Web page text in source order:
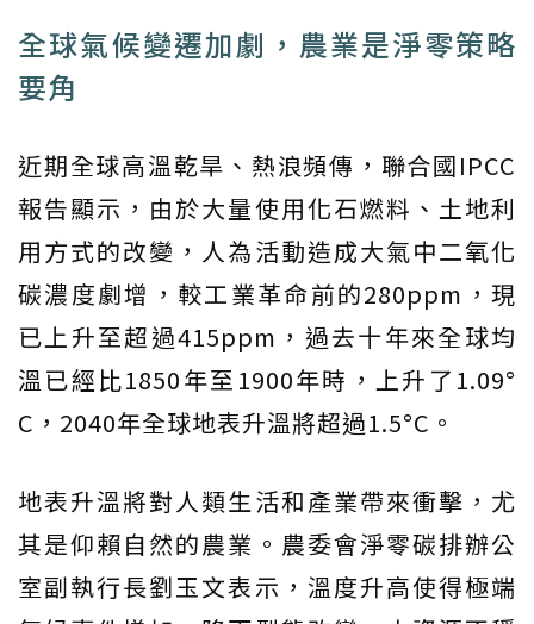
全球氣候變遷加劇，農業是淨零策略
要角
近期全球高溫乾旱、熱浪頻傳，聯合國IPCC
報告顯示，由於大量使用化石燃料、土地利
用方式的改變，人為活動造成大氣中二氧化
碳濃度劇增，較工業革命前的280ppm，現
已上升至超過415ppm，過去十年來全球均
溫已經比1850年至1900年時，上升了1.09°
C，2040年全球地表升溫將超過1.5°C。
地表升溫將對人類生活和產業帶來衝擊，尤
其是仰賴自然的農業。農委會淨零碳排辦公
室副執行長劉玉文表示，溫度升高使得極端